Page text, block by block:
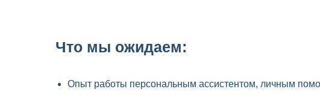
Что мы ожидаем:
Опыт работы персональным ассистентом, личным